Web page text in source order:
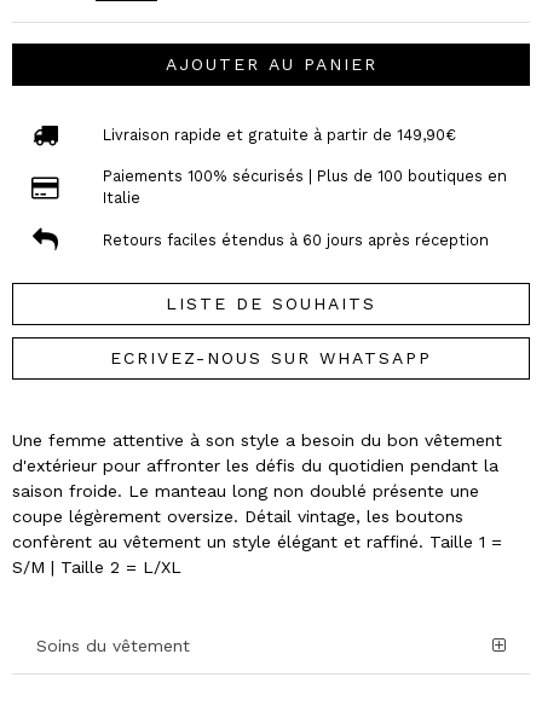
AJOUTER AU PANIER
Livraison rapide et gratuite à partir de 149,90€
Paiements 100% sécurisés | Plus de 100 boutiques en
Italie
Retours faciles étendus à 60 jours après réception
LISTE DE SOUHAITS
ECRIVEZ-NOUS SUR WHATSAPP
Une femme attentive à son style a besoin du bon vêtement
d'extérieur pour affronter les défis du quotidien pendant la
saison froide. Le manteau long non doublé présente une
coupe légèrement oversize. Détail vintage, les boutons
confèrent au vêtement un style élégant et raffiné. Taille 1 =
S/M | Taille 2 = L/XL
Soins du vêtement